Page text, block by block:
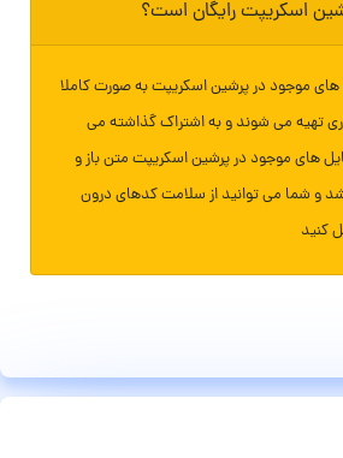
اسکریپت رایگان است؟
های موجود در پرشین اسکریپت به صورت کاملا
تهیه می شوند و به اشتراک گذاشته می
های موجود در پرشین اسکریپت متن باز و
و شما می توانید از سلامت کدهای درون
کنید